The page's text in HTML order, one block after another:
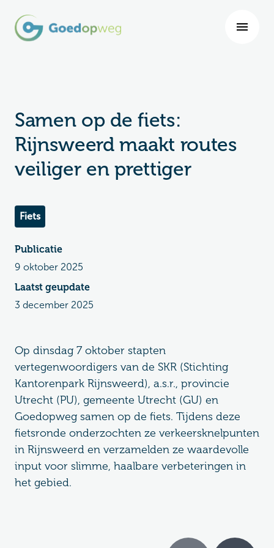
Samen op de fiets:
Rijnsweerd maakt routes
veiliger en prettiger
Fiets
Publicatie
9 oktober 2025
Laatst geupdate
3 december 2025
Op dinsdag 7 oktober stapten
vertegenwoordigers van de SKR (Stichting
Kantorenpark Rijnsweerd), a.s.r., provincie
Utrecht (PU), gemeente Utrecht (GU) en
Goedopweg samen op de fiets. Tijdens deze
fietsronde onderzochten ze verkeersknelpunten
in Rijnsweerd en verzamelden ze waardevolle
input voor slimme, haalbare verbeteringen in
het gebied.